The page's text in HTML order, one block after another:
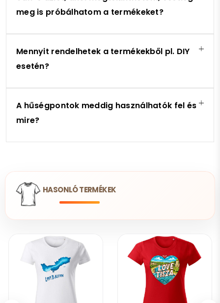
meg is próbálhatom a termékeket?
Mennyit rendelhetek a termékekből pl. DIY
esetén?
A hűségpontok meddig használhatók fel és
mire?
HASONLÓ TERMÉKEK